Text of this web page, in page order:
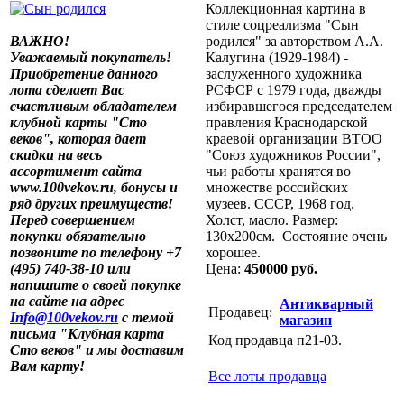
ВАЖНО!
Уважаемый покупатель!
Приобретение данного
лота сделает Вас
счастливым обладателем
клубной карты "Сто
веков", которая дает
скидки на весь
ассортимент сайта
www.100vekov.ru, бонусы и
ряд других преимуществ!
Перед совершением
покупки обязательно
позвоните по телефону +7
(495) 740-38-10 или
напишите о своей покупке
на сайте на адрес
Info@100vekov.ru с темой
письма "Клубная карта
Сто веков" и мы доставим
Вам карту!
Коллекционная картина в
стиле соцреализма "Сын
родился" за авторством А.А.
Калугина (1929-1984) -
заслуженного художника
РСФСР с 1979 года, дважды
избиравшегося председателем
правления Краснодарской
краевой организации ВТОО
"Союз художников России",
чьи работы хранятся во
множестве российских
музеев. СССР, 1968 год.
Холст, масло. Размер:
130х200см. Состояние очень
хорошее.
Цена: 450000 руб.
Продавец:
Антикварный
магазин
Код продавца п21-03.
Все лоты продавца